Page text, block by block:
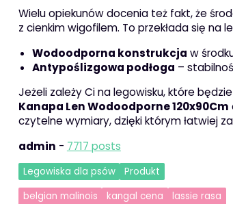
Wielu opiekunów docenia też fakt, że
z cienkim wigofilem. To przekłada się na
Wodoodporna konstrukcja w
Antypoślizgowa podłoga –
Jeżeli zależy Ci na legowisku, które
Kanapa Len Wodoodporne 120x90Cm
czytelne wymiary, dzięki którym łatwiej
admin - 7717 posts
Legowiska dla psów
Produkt
belgian malinois
kangal cena lassie rasa